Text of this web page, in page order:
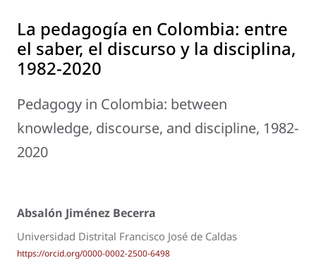
La pedagogía en Colombia: entre
el saber, el discurso y la disciplina,
1982-2020
Pedagogy in Colombia: between
knowledge, discourse, and discipline, 1982-
2020
Absalón Jiménez Becerra
Universidad Distrital Francisco José de Caldas
https://orcid.org/0000-0002-2500-6498